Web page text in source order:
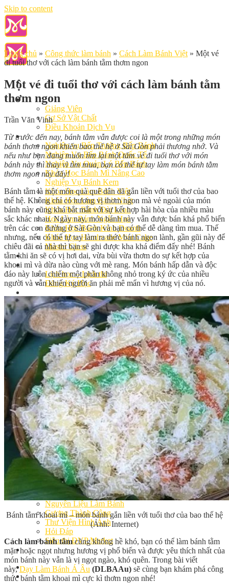
Skip to content
Giới Thiệu
Giảng Viên
Cơ Sở Vật Chất
Điều Khoản Dịch Vụ
Học Làm Bánh
Nghiệp vụ Bếp Trưởng Bếp Bánh
Nghiệp Vụ Bếp Bánh Quốc Tế
Nghiệp Vụ Quản Lý Bếp Bánh
Khóa Học Bánh Mì Nâng Cao
Nghiệp Vụ Bánh Kem
Khóa Học Làm Bánh Việt
Khóa Học Làm Bánh Nhật
Khóa Học Bánh Đài Loan
Học Làm Bánh Ngắn Hạn
Khóa Học Bánh Kinh Doanh
Khóa Học Handmade Mini Cake
Master Class
Chuyên Đề
Khai Giảng
Lịch học – Lịch thi
Đăng Ký Học
Cách Làm Bánh Việt
Cách Làm Bánh Âu
Cách Làm Bánh Kem
Cách Làm Bánh Mì
Cách Làm Bánh Trung Thu
Cách Làm Bánh Flan
Cách Làm Bánh Bao
Cách Làm Bánh Bông Lan
Cách Làm Bánh Su Kem
Cách làm bánh CupCake
Cách Làm Bánh Pizza
Cách làm bánh chay
Cách Làm Kẹo – Mứt
Video
Tin tức
Tin Tổng Hợp
Hướng Nghiệp Á Âu
Bếp Nhà Kate
Kinh Nghiệm Kinh Doanh
Cơ Hội Việc Làm
Kiến Thức – Kỹ Năng
Dụng Cụ Làm Bánh
Nguyên Liệu Làm Bánh
Gương Thành Công
Thư Viện Hình Ảnh
Hỏi Đáp
Siêu thị ĐVP Market
Việc Làm
Trang chủ » Công thức làm bánh » Cách Làm Bánh Việt » Một vé
đi tuổi thơ với cách làm bánh tằm thơm ngon
Một vé đi tuổi thơ với cách làm bánh tằm
thơm ngon
Trần Văn Vinh
Từ trước đến nay, bánh tằm vẫn được coi là một trong những món
bánh thơm ngon khiến bao thế hệ ở Sài Gòn phải thương nhớ. Và
nếu như bạn đang muốn tìm lại một tấm vé đi tuổi thơ với món
bánh này thì thay vì tìm mua, bạn có thể tự tay làm món bánh tằm
thơm ngon này đấy!
Bánh tằm là một món quà quê dân dã gắn liền với tuổi thơ của bao
thế hệ. Không chỉ có hương vị thơm ngon mà vẻ ngoài của món
bánh này cũng khá bắt mắt với sự kết hợp hài hòa của nhiều màu
sắc khác nhau. Ngày nay, món bánh này vẫn được bán khá phổ biến
trên các con đường ở Sài Gòn và bạn có thể dễ dàng tìm mua. Thế
nhưng, nếu có thể tự tay làm ra thức bánh ngon lành, gần gũi này để
chiêu đãi cả nhà thì bạn sẽ ghi được kha khá điểm đấy nhé! Bánh
tằm khi ăn sẽ có vị hơi dai, vừa bùi vừa thơm do sự kết hợp của
khoai mì và dừa nào cùng với mè rang. Món bánh hấp dẫn và độc
đáo này luôn chiếm một phần không nhỏ trong ký ức của nhiều
người và vẫn khiến người ăn phải mê mẩn vì hương vị của nó.
Bánh tằm khoai mì – món bánh gắn liền với tuổi thơ của bao thế hệ
(Ảnh: Internet)
Cách làm bánh tằmcũng không hề khó, bạn có thể làm bánh tằm
mặn hoặc ngọt nhưng hương vị phổ biến và được yêu thích nhất của
món bánh này vẫn là vị ngọt ngào, khó quên. Trong bài viết
này,Dạy Làm Bánh Á Âu (DLBAAu) sẽ cùng bạn khám phá công
thức bánh tằm khoai mì cực kì thơm ngon nhé!